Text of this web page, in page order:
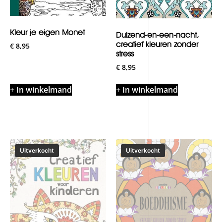
Kleur je eigen Monet
€ 8,95
+ In winkelmand
Duizend-en-een-nacht,
creatief kleuren zonder
stress
€ 8,95
+ In winkelmand